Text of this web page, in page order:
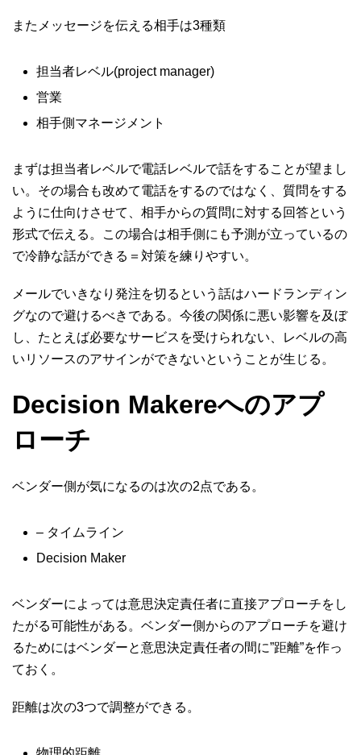
またメッセージを伝える相手は3種類
担当者レベル(project manager)
営業
相手側マネージメント
まずは担当者レベルで電話レベルで話をすることが望まし
い。その場合も改めて電話をするのではなく、質問をする
ように仕向けさせて、相手からの質問に対する回答という
形式で伝える。この場合は相手側にも予測が立っているの
で冷静な話ができる＝対策を練りやすい。
メールでいきなり発注を切るという話はハードランディン
グなので避けるべきである。今後の関係に悪い影響を及ぼ
し、たとえば必要なサービスを受けられない、レベルの高
いリソースのアサインができないということが生じる。
Decision Makereへのアプ
ローチ
ベンダー側が気になるのは次の2点である。
– タイムライン
Decision Maker
ベンダーによっては意思決定責任者に直接アプローチをし
たがる可能性がある。ベンダー側からのアプローチを避け
るためにはベンダーと意思決定責任者の間に”距離”を作っ
ておく。
距離は次の3つで調整ができる。